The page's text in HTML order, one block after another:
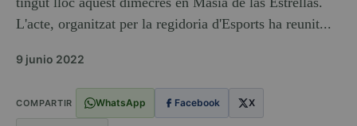
L'acte, organitzat per la regidoria d'Esports ha reunit...
9 junio 2022
COMPARTIR WhatsApp Facebook X